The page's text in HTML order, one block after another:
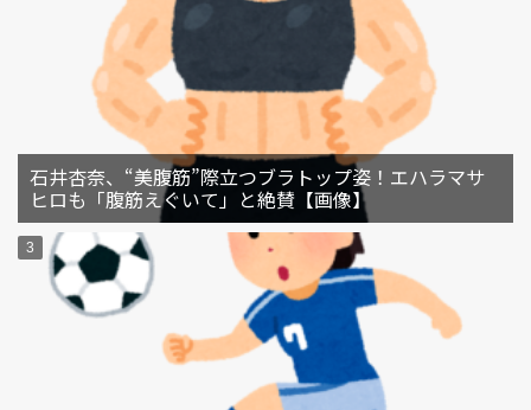
石井杏奈、“美腹筋”際立つブラトップ姿！エハラマサ
ヒロも「腹筋えぐいて」と絶賛【画像】